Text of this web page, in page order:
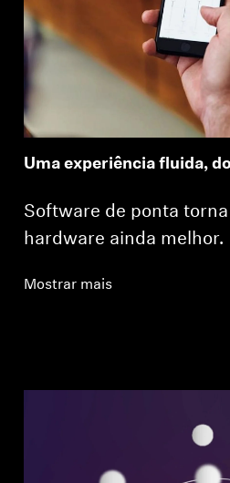
Uma experiência fluida,
Software de ponta
hardware ainda melhor.
Mostrar mais